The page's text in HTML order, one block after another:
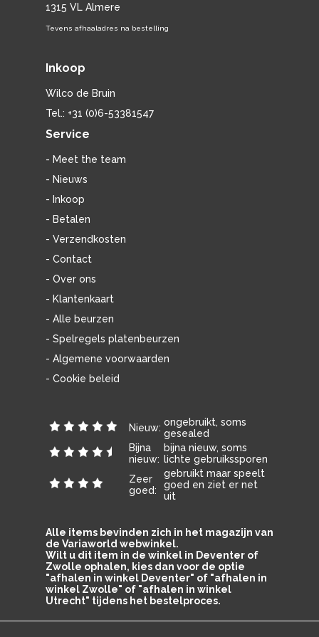
1315 VL Almere
Tevens afhaaladres na bestelling
Inkoop
Wilco de Bruin
Tel.: +31 (0)6-53381547
Service
- Meet the team
- Nieuws
- Inkoop
- Betalen
- Verzendkosten
- Contact
- Over ons
- Klantenkaart
- Alle beurzen
- Spelregels platenbeurzen
- Algemene voorwaarden
- Cookie beleid
Nieuw: ongebruikt, soms
gesealed
Bijna
nieuw:
bijna nieuw, soms
lichte gebruikssporen
Zeer
goed:
gebruikt maar speelt
goed en ziet er net
uit
Alle items bevinden zich in het magazijn van
de Variaworld webwinkel.
Wilt u dit item in de winkel in Deventer of
Zwolle ophalen, kies dan voor de optie
"afhalen in winkel Deventer" of "afhalen in
winkel Zwolle" of "afhalen in winkel
Utrecht" tijdens het bestelproces.